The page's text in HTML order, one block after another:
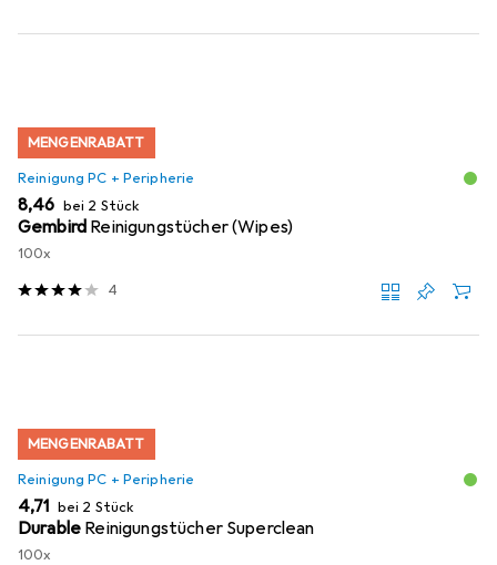
MENGENRABATT
Reinigung PC + Peripherie
EUR
8,46 bei 2 Stück
Gembird Reinigungstücher (Wipes)
100x
4
MENGENRABATT
Reinigung PC + Peripherie
EUR
4,71 bei 2 Stück
Durable Reinigungstücher Superclean
100x